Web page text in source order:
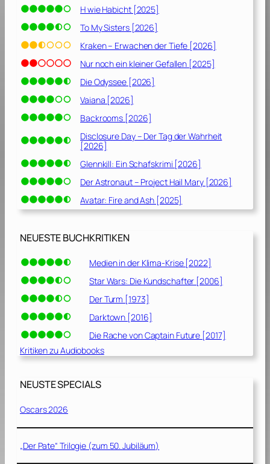
H wie Habicht [2025]
To My Sisters [2026]
Kraken – Erwachen der Tiefe [2026]
Nur noch ein kleiner Gefallen [2025]
Die Odyssee [2026]
Vaiana [2026]
Backrooms [2026]
Disclosure Day – Der Tag der Wahrheit
[2026]
Glennkill: Ein Schafskrimi [2026]
Der Astronaut – Project Hail Mary [2026]
Avatar: Fire and Ash [2025]
NEUESTE BUCHKRITIKEN
Medien in der Klima-Krise [2022]
Star Wars: Die Kundschafter [2006]
Der Turm [1973]
Darktown [2016]
Die Rache von Captain Future [2017]
Kritiken zu Audiobooks
NEUSTE SPECIALS
Oscars 2026
„Der Pate“ Trilogie (zum 50. Jubiläum)